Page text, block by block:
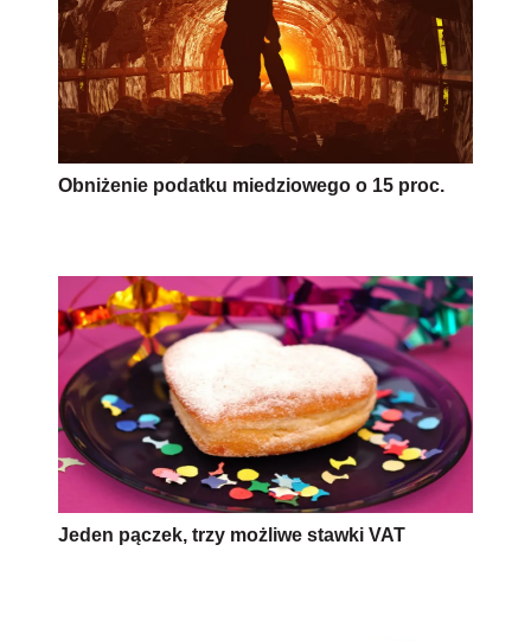
Obniżenie podatku miedziowego o 15 proc.
Jeden pączek, trzy możliwe stawki VAT